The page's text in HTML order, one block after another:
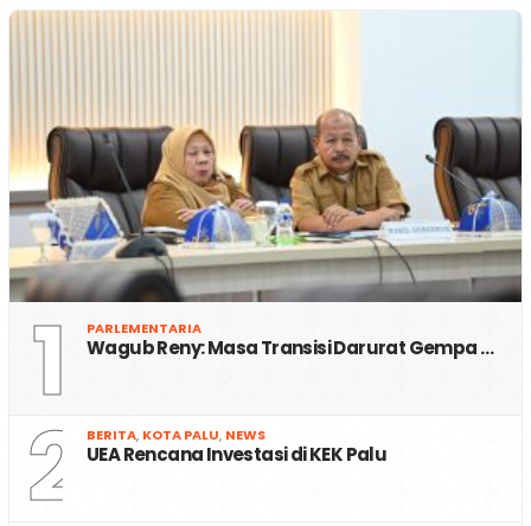
1 PARLEMENTARIA
Wagub Reny: Masa Transisi Darurat Gempa …
2 BERITA, KOTA PALU, NEWS
UEA Rencana Investasi di KEK Palu